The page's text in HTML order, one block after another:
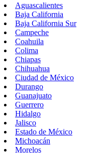
Aguascalientes
Baja California
Baja California Sur
Campeche
Coahuila
Colima
Chiapas
Chihuahua
Ciudad de México
Durango
Guanajuato
Guerrero
Hidalgo
Jalisco
Estado de México
Michoacán
Morelos